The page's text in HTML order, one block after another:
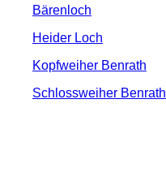
Bärenloch
Heider Loch
Kopfweiher Benrath
Schlossweiher Benrath